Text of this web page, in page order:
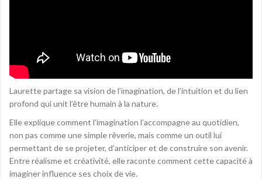
Laurette partage sa vision de l’imagination, de l’intuition et du lien
profond qui unit l’être humain à la nature.
Elle explique comment l’imagination l’accompagne au quotidien,
non pas comme une simple rêverie, mais comme un outil lui
permettant de se projeter, d’anticiper et de construire son avenir.
Entre réalisme et créativité, elle raconte comment cette capacité à
imaginer influence ses choix de vie.